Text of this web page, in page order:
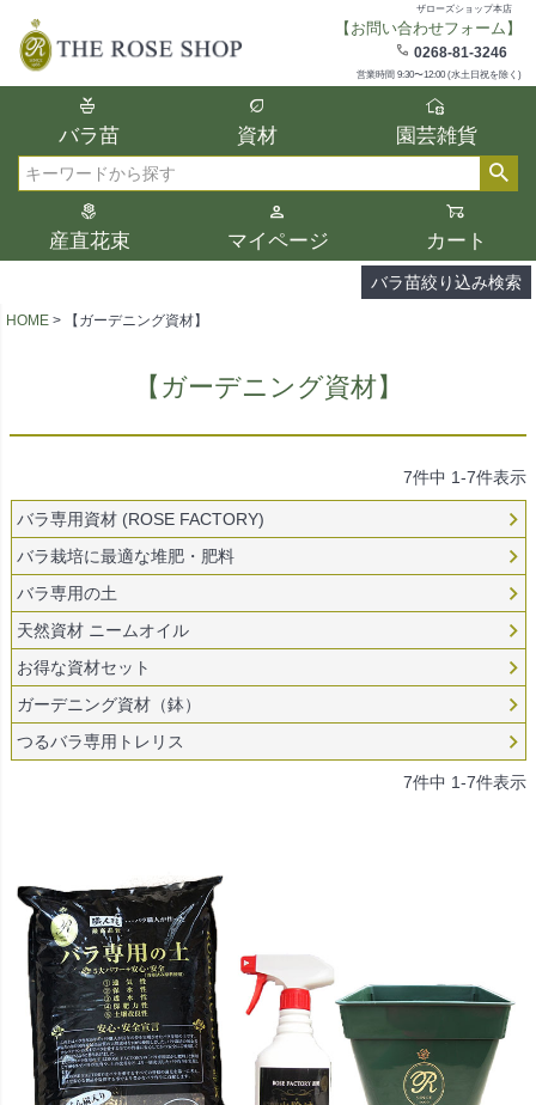
ザローズショップ本店
【お問い合わせフォーム】
0268-81-3246
営業時間 9:30〜12:00 (水土日祝を除く)
バラ苗 資材 園芸雑貨
産直花束 マイページ カート
バラ苗絞り込み検索
在庫
在庫ありのみ表示
検索
複数の条件を選択して絞り込み検索が可能
選択した項目全てに該当する品種のみ検索
結果に表示されます。
タイプ、カラー、ブランドなどは1つずつ選
択してください。
HOME 【ガーデニング資材】
【ガーデニング資材】
7件中 1-7件表示
バラ専用資材 (ROSE FACTORY)
バラ栽培に最適な堆肥・肥料
バラ専用の土
天然資材 ニームオイル
お得な資材セット
ガーデニング資材（鉢）
つるバラ専用トレリス
7件中 1-7件表示